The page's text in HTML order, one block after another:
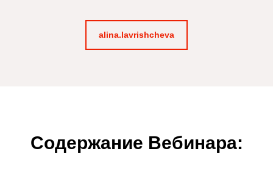
alina.lavrishcheva
Содержание Вебинара: